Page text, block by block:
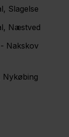
Slagelse
Næstved
Nakskov
Nykøbing